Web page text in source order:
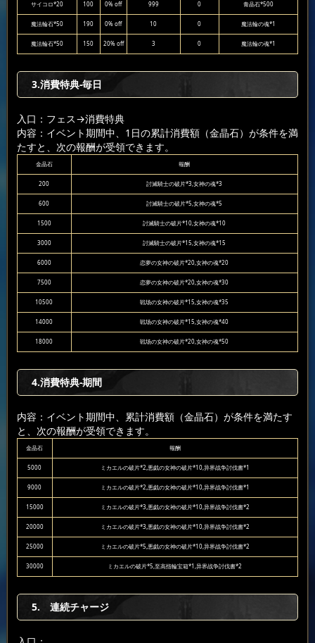
サイコロ*20 100 0% off 999 0 青晶石*500
魔法輪石*50 190 0% off 10 0 魔法輪の魂*1
魔法輪石*50 150 20% off 3 0 魔法輪の魂*1
3.消費特典-毎日
入口：フェス→消費特典
内容：イベント期間中、1日の累計消費額（金晶石）が条件を満
たすと、次の報酬が受領できます。
金晶石 報酬
200 討滅騎士の破片*3,女神の魂*3
600 討滅騎士の破片*5,女神の魂*5
1500 討滅騎士の破片*10,女神の魂*10
3000 討滅騎士の破片*15,女神の魂*15
6000 恋夢の女神の破片*20,女神の魂*20
7500 恋夢の女神の破片*20,女神の魂*30
10500 戦场の女神の破片*15,女神の魂*35
14000 戦场の女神の破片*15,女神の魂*40
18000 戦场の女神の破片*20,女神の魂*50
4.消費特典-期間
内容：イベント期間中、累計消費額（金晶石）が条件を満たす
と、次の報酬が受領できます。
金晶石 報酬
5000 ミカエルの破片*2,悪戯の女神の破片*10,异界战争討伐書*1
9000 ミカエルの破片*2,悪戯の女神の破片*10,异界战争討伐書*1
15000 ミカエルの破片*3,悪戯の女神の破片*10,异界战争討伐書*2
20000 ミカエルの破片*3,悪戯の女神の破片*10,异界战争討伐書*2
25000 ミカエルの破片*5,悪戯の女神の破片*10,异界战争討伐書*2
30000 ミカエルの破片*5,至高指輪宝箱*1,异界战争討伐書*2
5. 連続チャージ